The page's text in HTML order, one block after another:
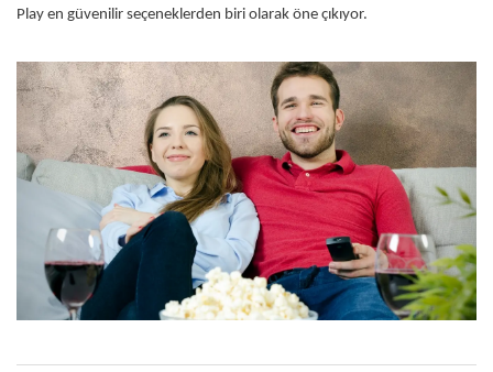
Play en güvenilir seçeneklerden biri olarak öne çıkıyor.